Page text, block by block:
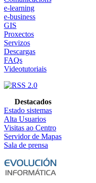
e-learning
e-business
GIS
Proxectos
Servizos
Descargas
FAQs
Videotutoriais
Destacados
Estado sistemas
Alta Usuarios
Visitas ao Centro
Servidor de Mapas
Sala de prensa